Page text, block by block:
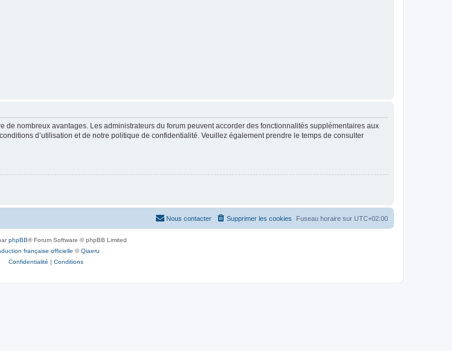
de nombreux avantages. Les administrateurs du forum peuvent accorder des fonctionnalités supplémentaires aux
d’utilisation et de notre politique de confidentialité. Veuillez également prendre le temps de consulter
Fuseau horaire sur UTC+02:00
Supprimer les cookies
Nous contacter
phpBB® Forum Software © phpBB Limited
française officielle ©Qiaeru
Confidentialité | Conditions